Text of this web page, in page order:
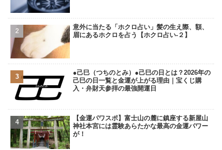
意外に当たる「ホクロ占い」髪の生え際、額、
眉にあるホクロを占う【ホクロ占い‐２】
●己巳（つちのとみ）●己巳の日とは？2026年の
己巳の日一覧と金運が上がる理由｜宝くじ購
入・弁財天参拝の最強開運日
【金運パワスポ】富士山の麓に鎮座する新屋山
神社本宮には霊験あらたかな最高の金運パワー
が！